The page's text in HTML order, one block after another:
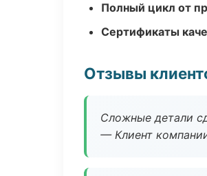
Полный цикл от
Сертификаты
Отзывы
Сложные детали
— Клиент